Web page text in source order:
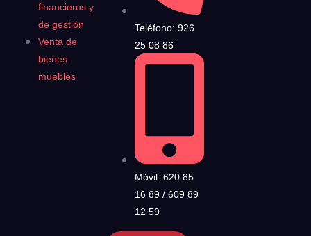
financieros y
de gestión
Venta de
bienes
muebles
Teléfono: 926
25 08 86
Móvil: 620 85
16 89 / 609 89
12 59